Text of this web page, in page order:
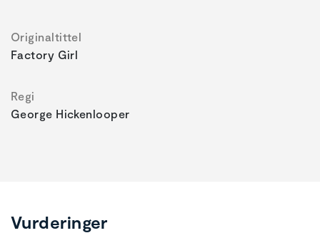
Originaltittel
Factory Girl
Regi
George Hickenlooper
Vurderinger